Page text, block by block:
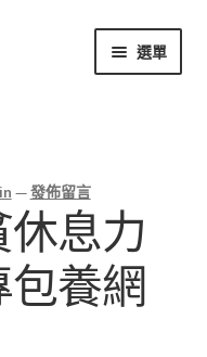
選單
—發佈留言
息力
養網